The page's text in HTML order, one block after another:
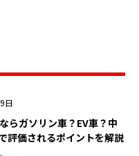
日
らガソリン車？EV車？中
評価されるポイントを解説